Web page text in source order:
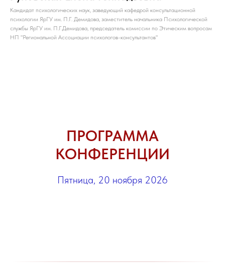
Кандидат психологических наук, заведующий кафедрой консультационной
психологии ЯрГУ им. П.Г. Демидова, заместитель начальника Психологической
службы ЯрГУ им. П.Г.Демидова, председатель комиссии по Этическим вопросам
НП "Региональной Ассоциации психологов-консультантов"
ПРОГРАММА
КОНФЕРЕНЦИИ
Пятница, 20 ноября 2026